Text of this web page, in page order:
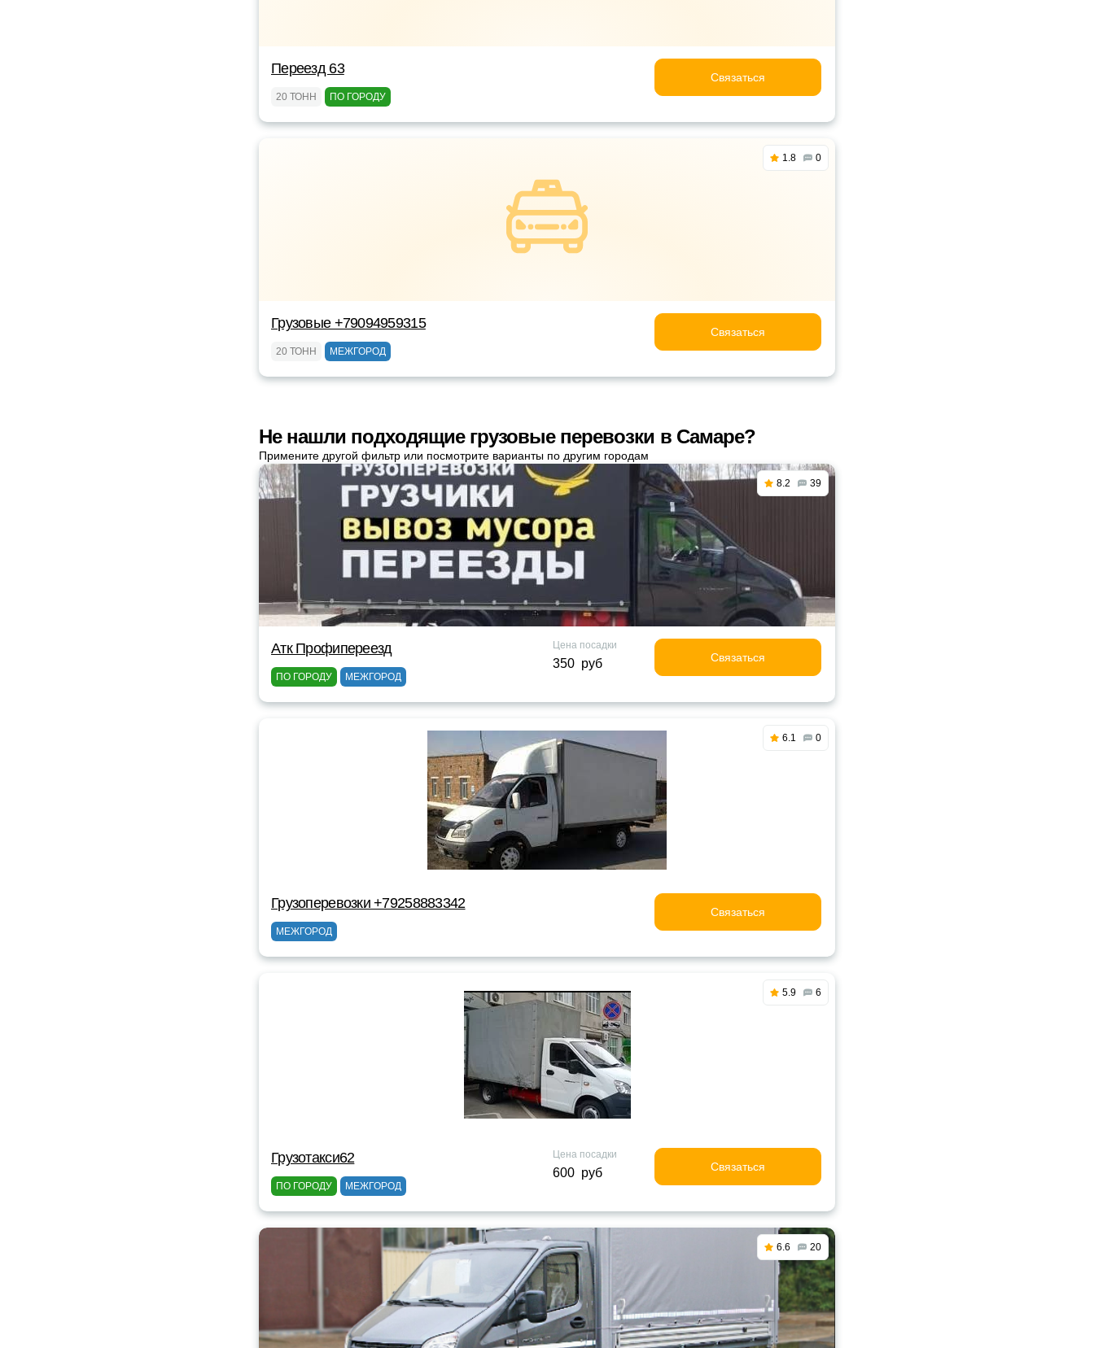
Переезд 63
20 ТОНН ПО ГОРОДУ
Связаться
1.8 0
Грузовые +79094959315
20 ТОНН МЕЖГОРОД
Связаться
Не нашли подходящие грузовые перевозки в Самаре?
Примените другой фильтр или посмотрите варианты по другим городам
8.2 39
Атк Профипереезд
ПО ГОРОДУ МЕЖГОРОД
Цена посадки
350 руб Связаться
6.1 0
Грузоперевозки +79258883342
МЕЖГОРОД
Связаться
5.9 6
Грузотакси62
ПО ГОРОДУ МЕЖГОРОД
Цена посадки
600 руб Связаться
6.6 20